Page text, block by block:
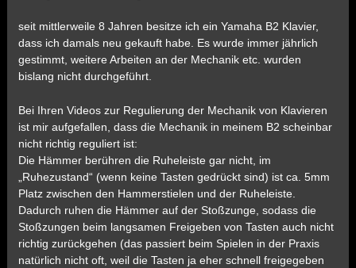
seit mittlerweile 8 Jahren besitze ich ein Yamaha B2 Klavier,
dass ich damals neu gekauft habe. Es wurde immer jährlich
gestimmt, weitere Arbeiten an der Mechanik etc. wurden
bislang nicht durchgeführt.
Bei Ihren Videos zur Regulierung der Mechanik von Klavieren
ist mir aufgefallen, dass die Mechanik in meinem B2 scheinbar
nicht richtig reguliert ist:
Die Hämmer berühren die Ruheleiste gar nicht, im
„Ruhezustand“ (wenn keine Tasten gedrückt sind) ist ca. 5mm
Platz zwischen den Hammerstielen und der Ruheleiste.
Dadurch ruhen die Hämmer auf der Stoßzunge, sodass die
Stoßzungen beim langsamen Freigeben von Tasten auch nicht
richtig zurückgehen (das passiert beim Spielen in der Praxis
natürlich nicht oft, weil die Tasten ja eher schnell freigegeben